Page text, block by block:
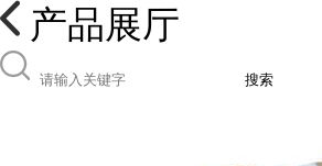
产品展厅
搜索